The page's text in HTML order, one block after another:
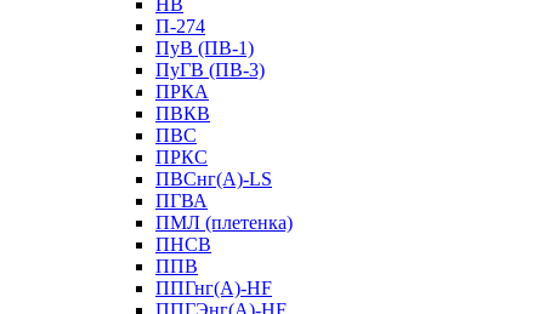
НВ
П-274
ПуВ (ПВ-1)
ПуГВ (ПВ-3)
ПРКА
ПВКВ
ПВС
ПРКС
ПВСнг(А)-LS
ПГВА
ПМЛ (плетенка)
ПНСВ
ППВ
ППГнг(А)-HF
ППГЭнг(А)-HF